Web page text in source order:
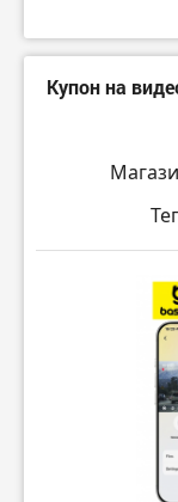
Купон на